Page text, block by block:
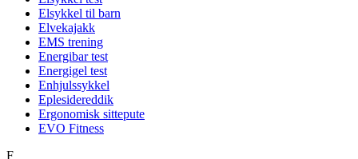
Elsykkel til barn
Elvekajakk
EMS trening
Energibar test
Energigel test
Enhjulssykkel
Eplesidereddik
Ergonomisk sittepute
EVO Fitness
F